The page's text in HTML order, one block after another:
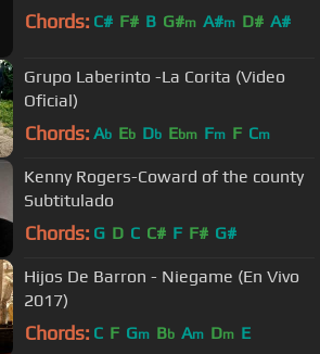
Chords: C# F# B G#m A#m D# A#
Grupo Laberinto -La Corita (Video
Oficial)
Chords: Ab Eb Db Ebm Fm F Cm
Kenny Rogers-Coward of the county
Subtitulado
Chords: G D C C# F F# G#
Hijos De Barron - Niegame (En Vivo
2017)
Chords: C F Gm Bb Am Dm E